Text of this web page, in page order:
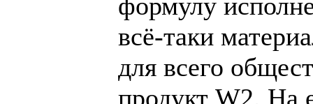
всё-таки
для всего
продукт W2. На